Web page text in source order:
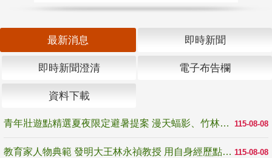
最新消息 即時新聞
即時新聞澄清 電子布告欄
資料下載
115-08-08
青年壯遊點精選夏夜限定避暑提案 漫天蝠影、竹林尋蛙、茶香夜觀 邀青年暮色出發
115-08-08
教育家人物典範 發明大王林永禎教授 用自身經歷點亮學生的路